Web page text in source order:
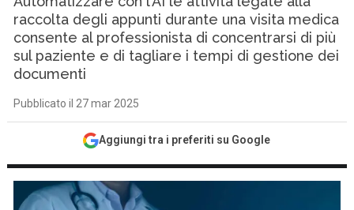
raccolta degli appunti durante una visita medica
consente al professionista di concentrarsi di più
sul paziente e di tagliare i tempi di gestione dei
documenti
Pubblicato il 27 mar 2025
Aggiungi tra i preferiti su Google